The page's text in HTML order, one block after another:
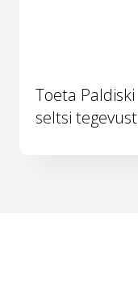
Toeta Paldiski
seltsi tegevust